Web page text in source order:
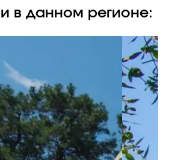
в данном регионе: